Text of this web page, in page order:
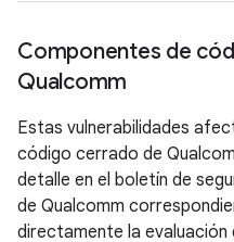
Componentes de
Qualcomm
Estas vulnerabilidades
código cerrado de
detalle en el boletín de
de Qualcomm
directamente la